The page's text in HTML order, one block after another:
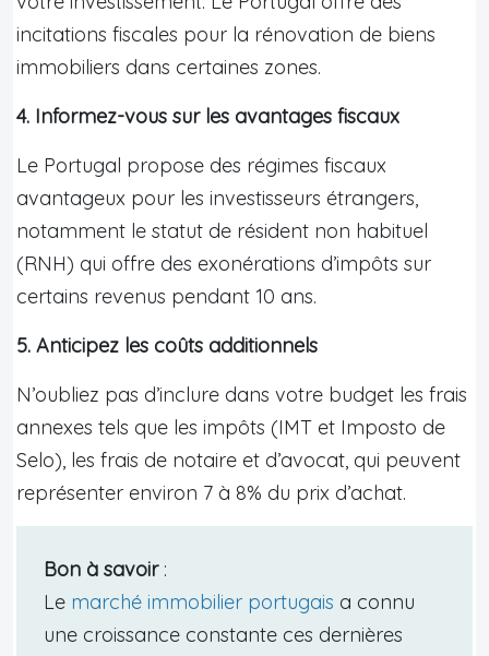
incitations fiscales pour la rénovation de biens
immobiliers dans certaines zones.
4. Informez-vous sur les avantages fiscaux
Le Portugal propose des régimes fiscaux
avantageux pour les investisseurs étrangers,
notamment le statut de résident non habituel
(RNH) qui offre des exonérations d’impôts sur
certains revenus pendant 10 ans.
5. Anticipez les coûts additionnels
N’oubliez pas d’inclure dans votre budget les frais
annexes tels que les impôts (IMT et Imposto de
Selo), les frais de notaire et d’avocat, qui peuvent
représenter environ 7 à 8% du prix d’achat.
Bon à savoir:
Le marché immobilier portugais a connu
une croissance constante ces dernières